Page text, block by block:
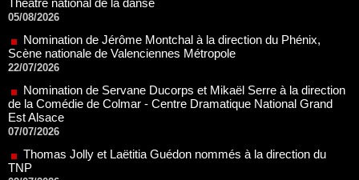
Nomination de Jérôme Montchal à la direction du Phénix,
Scène nationale de Valenciennes Métropole
22/07/2026
Nomination de Servane Ducorps et Mikaël Serre à la direction
de la Comédie de Colmar - Centre Dramatique National Grand
Est Alsace
07/07/2026
Thomas Jolly et Laëtitia Guédon nommés à la direction du
TNP
02/07/2026
Fonds SACD Théâtre : les lauréats 2026